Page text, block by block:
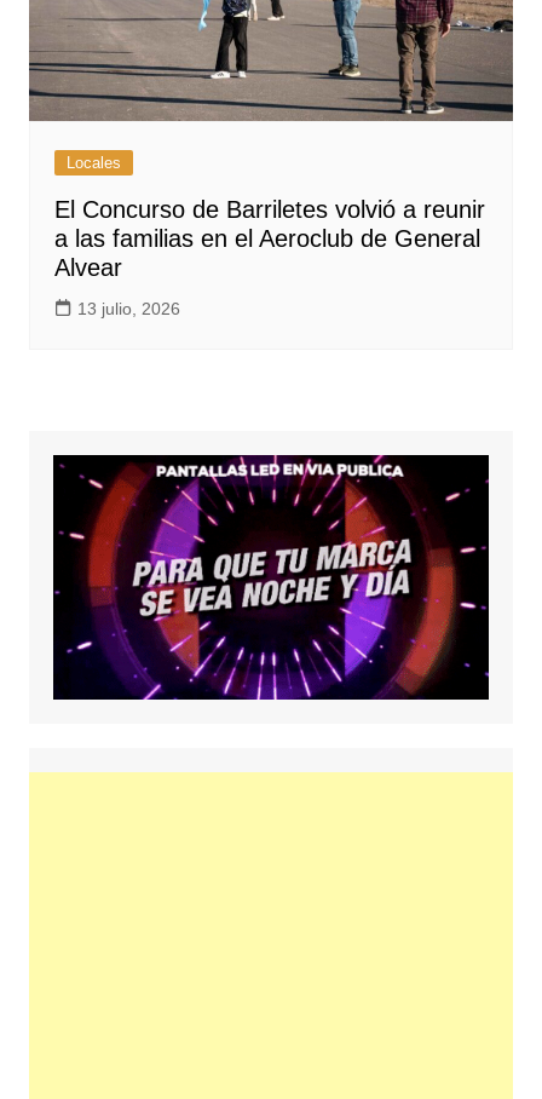
Locales
El Concurso de Barriletes volvió a reunir
a las familias en el Aeroclub de General
Alvear
13 julio, 2026